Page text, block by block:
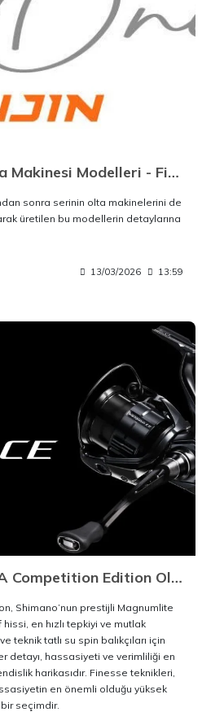
Fujin TheOne Lrf Olta Makinesi Modelleri - Fiyatları
sonra serinin olta makinelerini de
üretilen bu modellerin detaylarına
13/03/2026 13:59
Shimano Vanquish FA Competition Edition Olta Makineleri
Shimano’nun prestijli Magnumlite
en hızlı tepkiyi ve mutlak
teknik tatlı su spin balıkçıları için
detayı, hassasiyeti ve verimliliği en
harikasıdır. Finesse teknikleri,
en önemli olduğu yüksek
seçimdir.